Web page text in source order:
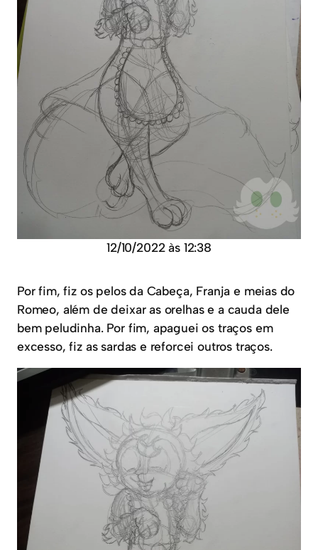
12/10/2022 às 12:38
Por fim, fiz os pelos da Cabeça, Franja e meias do
Romeo, além de deixar as orelhas e a cauda dele
bem peludinha. Por fim, apaguei os traços em
excesso, fiz as sardas e reforcei outros traços.